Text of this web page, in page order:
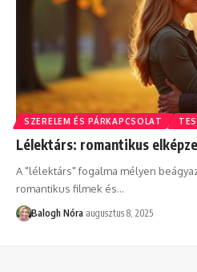
SZERELEM ÉS PÁRKAPCSOLAT
Lélektárs: romantikus
A "lélektárs" fogalma mélyen
romantikus filmek és…
Balogh Nóra augusztus 8, 2025